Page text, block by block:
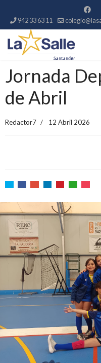
942 33 63 11
Jornada
de Abril
Redactor7 12 Abril 2026